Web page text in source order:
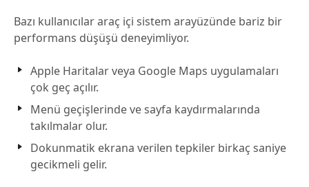
Bazı kullanıcılar araç içi sistem arayüzünde bariz bir
performans düşüşü deneyimliyor.
Apple Haritalar veya Google Maps uygulamaları
çok geç açılır.
Menü geçişlerinde ve sayfa kaydırmalarında
takılmalar olur.
Dokunmatik ekrana verilen tepkiler birkaç saniye
gecikmeli gelir.